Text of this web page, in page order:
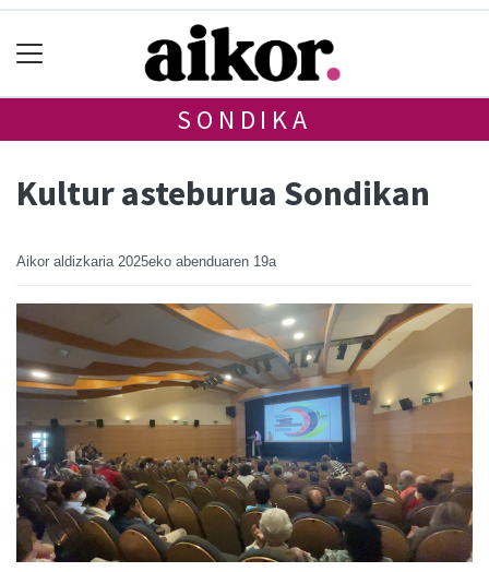
SONDIKA
Kultur asteburua Sondikan
Aikor aldizkaria 2025eko abenduaren 19a